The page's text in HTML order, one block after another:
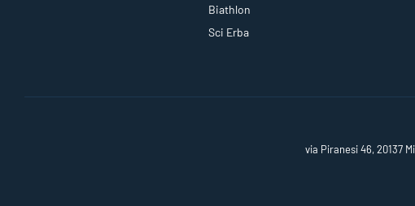
Biathlon
Sci Erba
via Piranesi 46, 20137